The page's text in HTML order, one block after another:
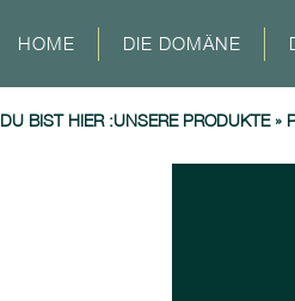
HOME DIE DOMÄNE
DU BIST HIER :UNSERE PRODUKTE»